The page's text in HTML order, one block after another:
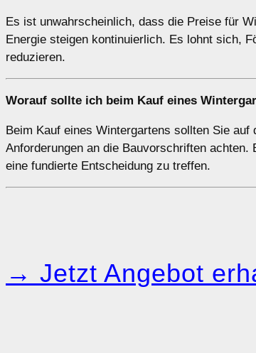
Es ist unwahrscheinlich, dass die Preise für
Energie steigen kontinuierlich. Es lohnt sich,
reduzieren.
Worauf sollte ich beim Kauf eines
Beim Kauf eines Wintergartens sollten Sie
Anforderungen an die Bauvorschriften
eine fundierte Entscheidung zu treffen.
→ Jetzt Angebot